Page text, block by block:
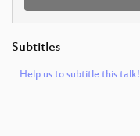
Subtitles
Help us to subtitle this talk!